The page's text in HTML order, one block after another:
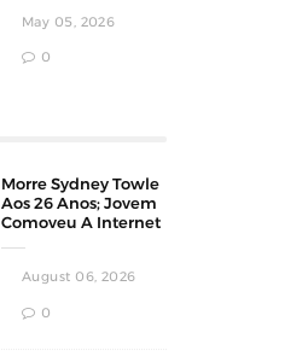
May 05, 2026
0
Morre Sydney Towle
Aos 26 Anos; Jovem
Comoveu A Internet
Câncer
August 06, 2026
0